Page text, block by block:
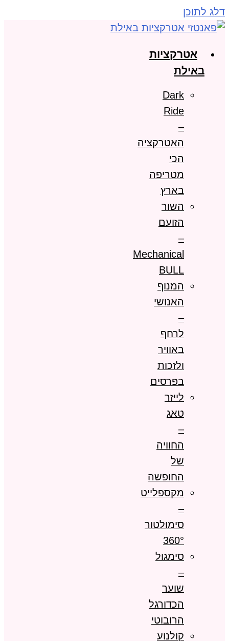
דלג לתוכן
אטרקציות
באילת
Dark
Ride
–
האטרקציה
הכי
מטריפה
בארץ
השור
הזועם
–
Mechanical
BULL
המנוף
האנושי
–
לרחף
באוויר
ולזכות
בפרסים
לייזר
טאג
–
החוויה
של
החופשה
מקספלייט
–
סימולטור
360°
סימגול
–
שוער
הכדורגל
הרובוטי
קולנוע